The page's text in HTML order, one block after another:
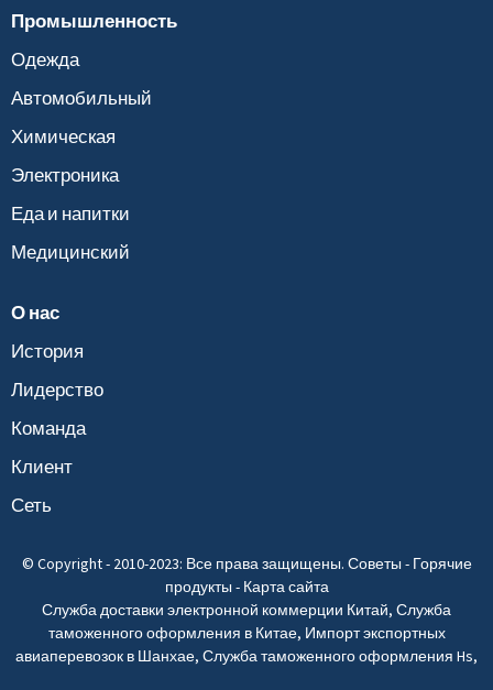
Промышленность
Одежда
Автомобильный
Химическая
Электроника
Еда и напитки
Медицинский
О нас
История
Лидерство
Команда
Клиент
Сеть
© Copyright - 2010-2023: Все права защищены. Советы - Горячие
продукты - Карта сайта
Служба доставки электронной коммерции Китай, Служба
таможенного оформления в Китае, Импорт экспортных
авиаперевозок в Шанхае, Служба таможенного оформления Hs,